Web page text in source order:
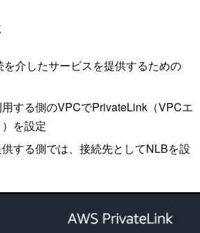
介したサービスを提供するための
する側のVPCでPrivateLink（VPCエ
を設定
する側では、接続先としてNLBを設